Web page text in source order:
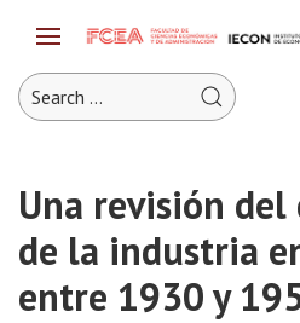
Una revisión del
de la industria
entre 1930 y